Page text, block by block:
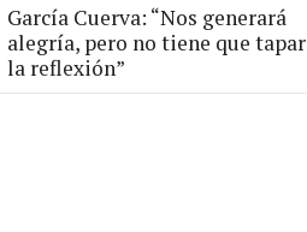
García Cuerva: “Nos generará
alegría, pero no tiene que tapar
la reflexión”